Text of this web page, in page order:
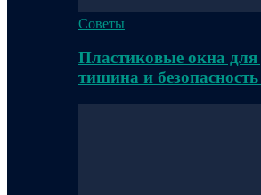
Советы
Пластиковые окна для
тишина и